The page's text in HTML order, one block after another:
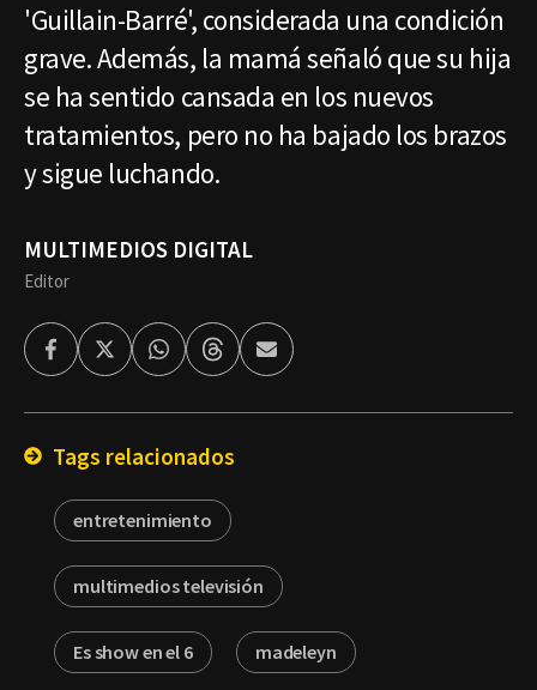
'Guillain-Barré', considerada una condición
grave. Además, la mamá señaló que su hija
se ha sentido cansada en los nuevos
tratamientos, pero no ha bajado los brazos
y sigue luchando.
MULTIMEDIOS DIGITAL
Editor
FacebookTwitterWhatsappThreadsEnviar
por
Tags relacionados
entretenimiento
multimedios televisión
Es show en el 6 madeleyn